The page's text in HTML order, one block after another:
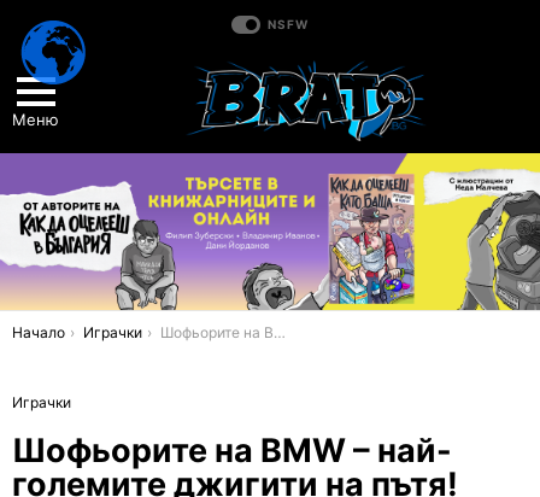
NSFW
Меню
You are here:
Начало Играчки Шофьорите на BMW – най-големите джигити на пътя!
Играчки
Шофьорите на BMW – най-
големите джигити на пътя!